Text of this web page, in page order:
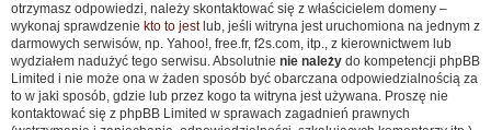
otrzymasz odpowiedzi, należy skontaktować się z właścicielem domeny –
wykonaj sprawdzenie kto to jestlub, jeśli witryna jest uruchomiona na jednym z
darmowych serwisów, np. Yahoo!, free.fr, f2s.com, itp., z kierownictwem lub
wydziałem nadużyć tego serwisu. Absolutnie nie należy do kompetencji phpBB
Limited i nie może ona w żaden sposób być obarczana odpowiedzialnością za
to w jaki sposób, gdzie lub przez kogo ta witryna jest używana. Proszę nie
kontaktować się z phpBB Limited w sprawach zagadnień prawnych